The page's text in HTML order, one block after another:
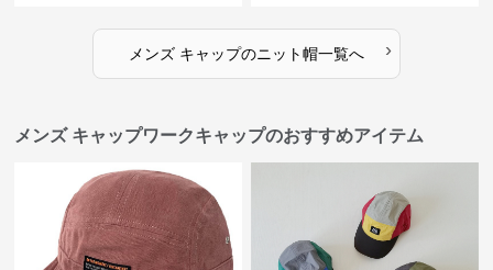
メンズ キャップのニット帽一覧へ ›
メンズ キャップワークキャップのおすすめアイテム